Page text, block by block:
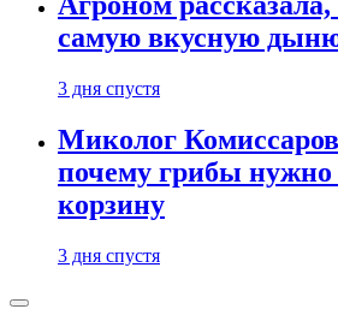
самую вкусную
3 дня спустя
Миколог
почему грибы нужно
корзину
3 дня спустя